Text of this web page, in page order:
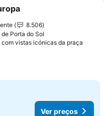
aos favoritos
8.506
de Porta do Sol
com vistas icónicas da praça
Ver preços